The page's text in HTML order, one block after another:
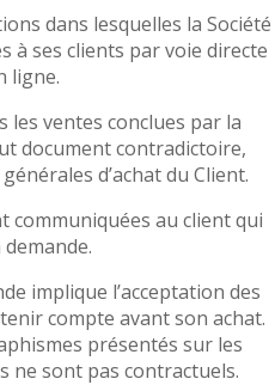
dans lesquelles la Société
à ses clients par voie directe
ligne.
les ventes conclues par la
document contradictoire,
d’achat du Client.
communiquées au client qui
implique l’acceptation des
compte avant son achat.
présentés sur les
ne sont pas contractuels.